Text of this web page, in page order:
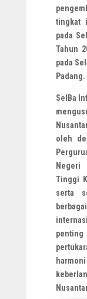
tingkat
pada
Tahun
pada
Padang.
SeIBa
oleh
Negeri
Tinggi
serta